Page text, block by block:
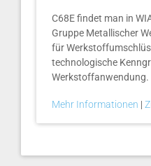
C68E findet man in
Gruppe Metallischer
für
technologische
Werkstoffanwendung.
Mehr Informationen |